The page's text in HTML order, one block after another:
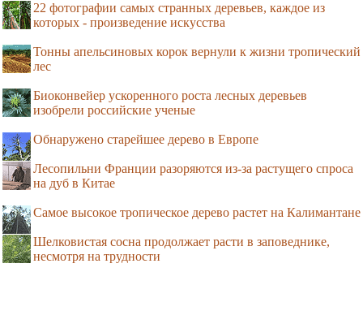
22 фотографии самых странных деревьев, каждое из
которых - произведение искусства
Тонны апельсиновых корок вернули к жизни тропический
лес
Биоконвейер ускоренного роста лесных деревьев
изобрели российские ученые
Обнаружено старейшее дерево в Европе
Лесопильни Франции разоряются из-за растущего спроса
на дуб в Китае
Самое высокое тропическое дерево растет на Калимантане
Шелковистая сосна продолжает расти в заповеднике,
несмотря на трудности